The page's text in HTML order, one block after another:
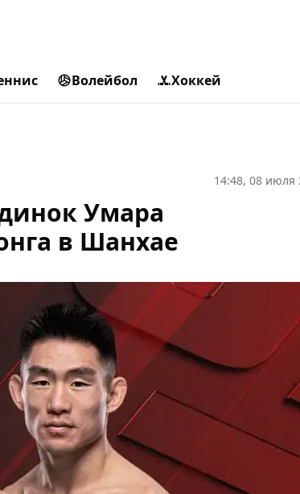
Волейбол Хоккей
14:48, 08 июля
Умара
в Шанхае